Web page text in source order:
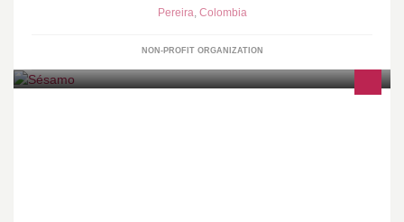
Pereira, Colombia
NON-PROFIT ORGANIZATION